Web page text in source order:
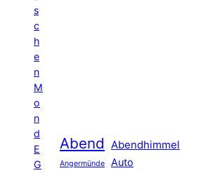
s
c
h
e
n
M
o
n
d
E
G
Abend Abendhimmel
Angermünde Auto